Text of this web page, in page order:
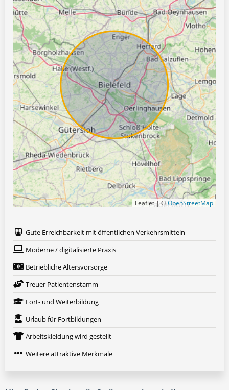
Leaflet | ©OpenStreetMap
Gute Erreichbarkeit mit öffentlichen Verkehrsmitteln
Moderne / digitalisierte Praxis
Betriebliche Altersvorsorge
Treuer Patientenstamm
Fort- und Weiterbildung
Urlaub für Fortbildungen
Arbeitskleidung wird gestellt
Weitere attraktive Merkmale